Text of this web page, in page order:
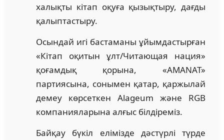
халықты кітап оқуға қызықтыру, дағды
қалыптастыру.
Осындай игі бастаманы ұйымдастырған
«Кітап оқитын ұлт/Читающая нация»
қоғамдық қорына, «AMANAT»
партиясына, сонымен қатар, қаржылай
демеу көрсеткен Alageum және RGB
компанияларына алғыс білдіреміз.
Байқау бүкіл елімізде дәстүрлі түрде